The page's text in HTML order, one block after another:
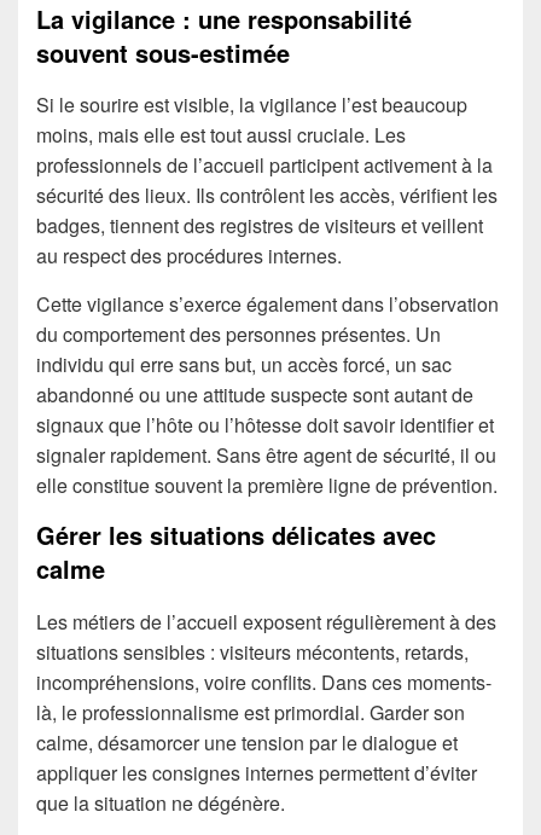
La vigilance : une responsabilité
souvent sous-estimée
Si le sourire est visible, la vigilance l’est beaucoup
moins, mais elle est tout aussi cruciale. Les
professionnels de l’accueil participent activement à la
sécurité des lieux. Ils contrôlent les accès, vérifient les
badges, tiennent des registres de visiteurs et veillent
au respect des procédures internes.
Cette vigilance s’exerce également dans l’observation
du comportement des personnes présentes. Un
individu qui erre sans but, un accès forcé, un sac
abandonné ou une attitude suspecte sont autant de
signaux que l’hôte ou l’hôtesse doit savoir identifier et
signaler rapidement. Sans être agent de sécurité, il ou
elle constitue souvent la première ligne de prévention.
Gérer les situations délicates avec
calme
Les métiers de l’accueil exposent régulièrement à des
situations sensibles : visiteurs mécontents, retards,
incompréhensions, voire conflits. Dans ces moments-
là, le professionnalisme est primordial. Garder son
calme, désamorcer une tension par le dialogue et
appliquer les consignes internes permettent d’éviter
que la situation ne dégénère.